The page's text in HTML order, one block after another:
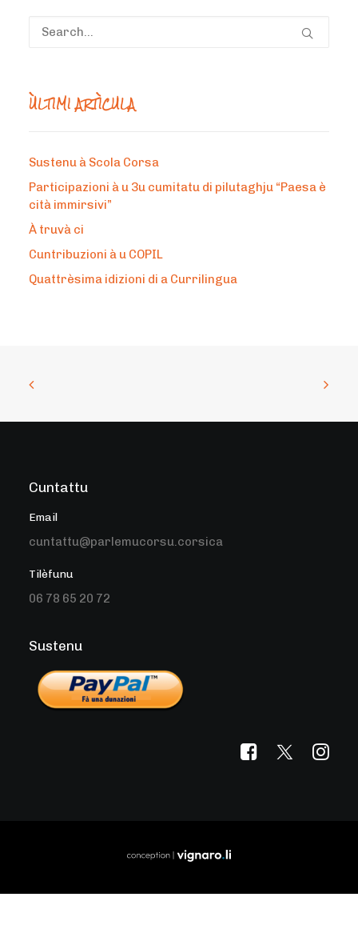
ÙLTIMI ARTÌCULA
Sustenu à Scola Corsa
Participazioni à u 3u cumitatu di pilutaghju “Paesa è
cità immirsivi”
À truvà ci
Cuntribuzioni à u COPIL
Quattrèsima idizioni di a Currilingua
Cuntattu
Email
cuntattu@parlemucorsu.corsica
Tilèfunu
06 78 65 20 72
Sustenu